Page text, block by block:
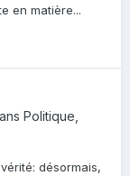
en matière...
Politique,
désormais,